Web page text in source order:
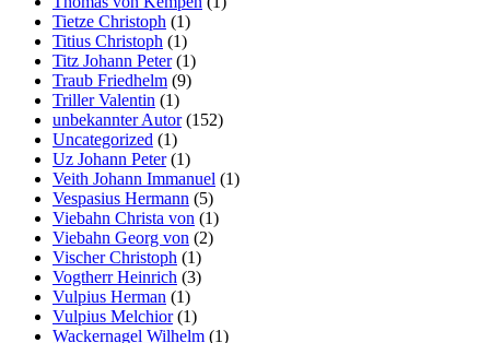
Tietze Christoph (1)
Titius Christoph (1)
Titz Johann Peter(1)
Traub Friedhelm (9)
Triller Valentin (1)
unbekannter Autor(152)
Uncategorized (1)
Uz Johann Peter(1)
Veith Johann Immanuel (1)
Vespasius Hermann (5)
Viebahn Christa von (1)
Viebahn Georg von (2)
Vischer Christoph (1)
Vogtherr Heinrich (3)
Vulpius Herman (1)
Vulpius Melchior(1)
Wackernagel Wilhelm (1)